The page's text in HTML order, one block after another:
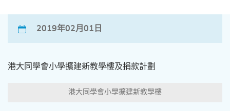
2019年02月01日
港大同學會小學擴建新教學樓及捐款計劃
港大同學會小學擴建新教學樓